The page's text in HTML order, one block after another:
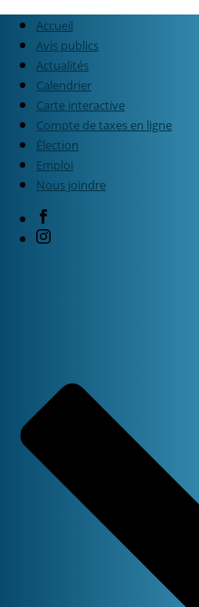
Accueil
Avis publics
Actualités
Calendrier
Carte interactive
Compte de taxes en ligne
Élection
Emploi
Nous joindre